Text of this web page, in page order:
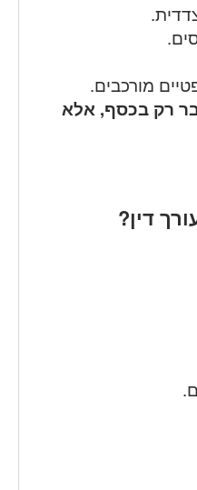
מורכבים.
רק בכסף, אלא
דין?